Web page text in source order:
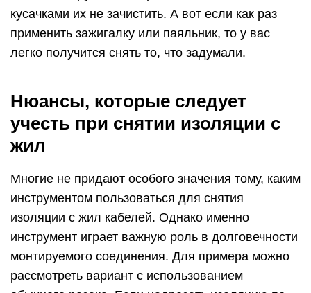
ФОТО: drive2.ruДля зачистки жил кабелей можно
использовать различные инструменты
То же можно сказать и о зачистке жил при
помощи бокорезов. Конечно, профессиональный